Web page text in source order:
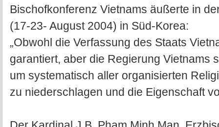
Bischofkonferenz Vietnams äußerte in
(17-23- August 2004) in Süd-Korea:
„Obwohl die Verfassung des Staats
garantiert, aber die Regierung Vietnams
um systematisch aller organisierten
zu niederschlagen und die Eigenschaft